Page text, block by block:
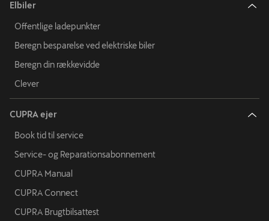
Elbiler
Offentlige ladepunkter
Beregn besparelse ved elektriske biler
Beregn din rækkevidde
Clever
CUPRA ejer
Book tid til service
Service- og Reparationsabonnement
CUPRA Manual
CUPRA Connect
CUPRA Brugtbilsattest